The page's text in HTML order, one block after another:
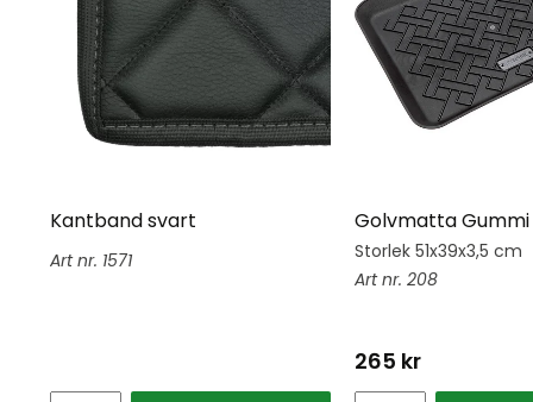
Kantband svart
1571
Golvmatta Gummi
Storlek 51x39x3,5 cm
208
265 kr